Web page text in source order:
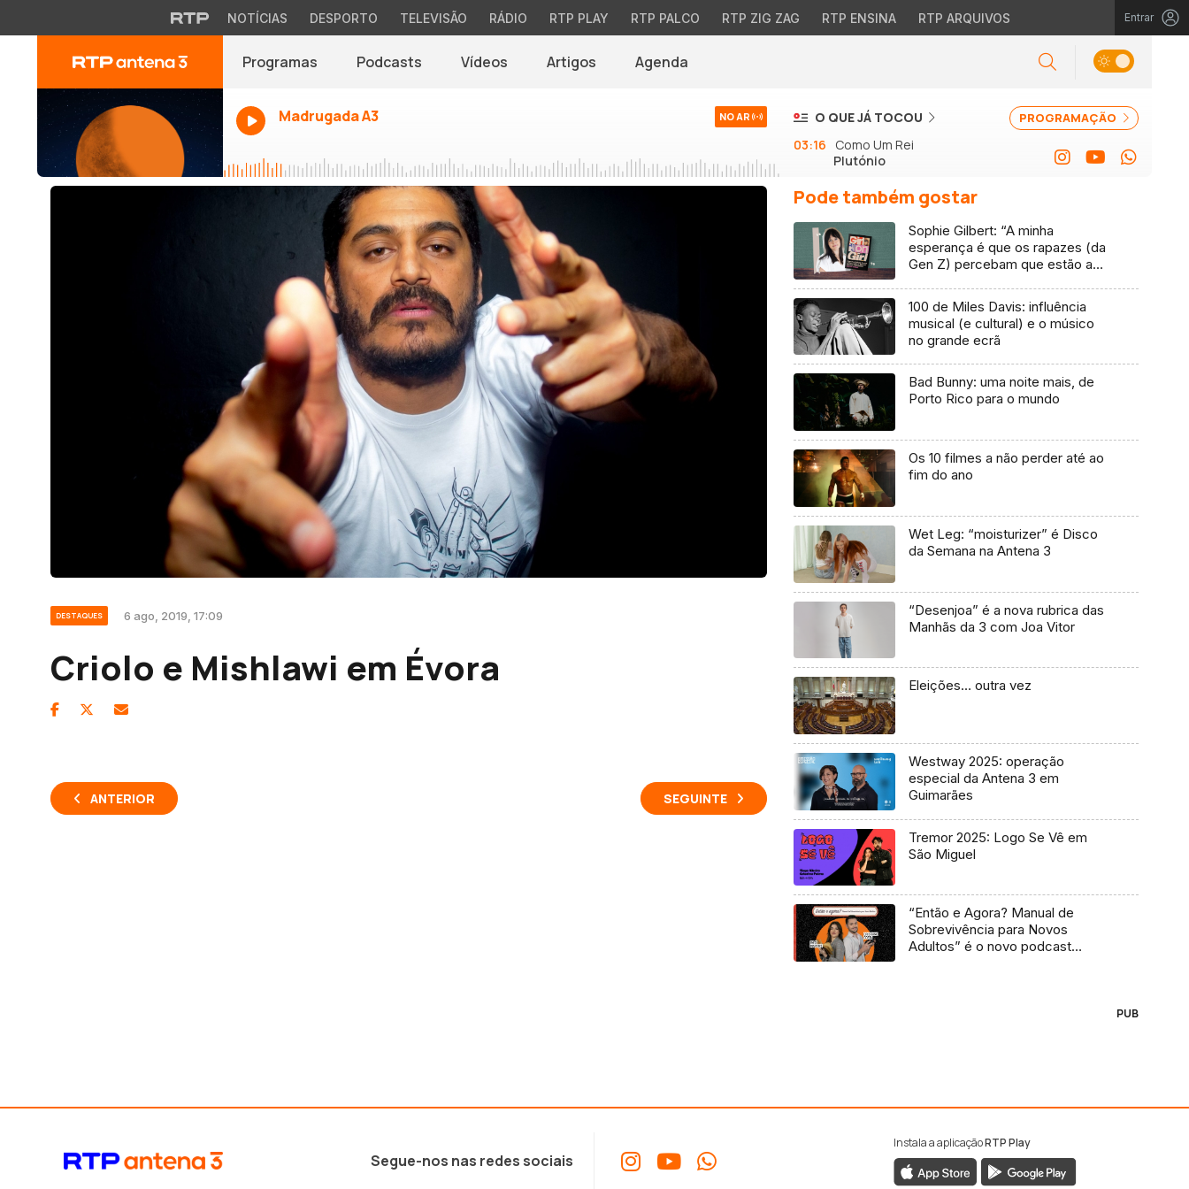
NOTÍCIAS DESPORTO TELEVISÃO RÁDIO RTP PLAY RTP PALCO RTP ZIG ZAG RTP ENSINA RTP ARQUIVOS Entrar
Programas Podcasts Vídeos Artigos Agenda
Madrugada A3 NO AR PROGRAMAÇÃO
O QUE JÁ TOCOU
03:16
Como Um Rei
Plutónio
DESTAQUES 6 ago, 2019, 17:09
Criolo e Mishlawi em Évora
ANTERIOR SEGUINTE
Pode também gostar
Sophie Gilbert: “A minha
esperança é que os rapazes (da
Gen Z) percebam que estão a
100 de Miles Davis: influência
musical (e cultural) e o músico
no grande ecrã
Bad Bunny: uma noite mais, de
Porto Rico para o mundo
Os 10 filmes a não perder até ao
fim do ano
Wet Leg: “moisturizer” é Disco
da Semana na Antena 3
“Desenjoa” é a nova rubrica das
Manhãs da 3 com Joa Vitor
Eleições… outra vez
Westway 2025: operação
especial da Antena 3 em
Guimarães
Tremor 2025: Logo Se Vê em
São Miguel
“Então e Agora? Manual de
Sobrevivência para Novos
Adultos” é o novo podcast
PUB
Segue-nos nas redes sociais
Instala a aplicaçãoRTP Play